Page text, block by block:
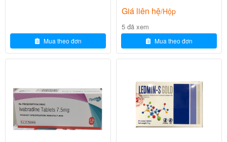
Betamethasone là glucocorticoid tổng hợp, hoạt động
qua:
prostaglandin, leukotriene (các chất trung gian
viêm).
Kháng dị ứng
: Giảm giải phóng histamine và các
chất trung gian từ tế bào mast.
Ức chế miễn dịch: Giảm hoạt động lympho T, B,
Mua theo đơn
Giá liên hệ/Hộp
5 đã xem
Mua theo đơn